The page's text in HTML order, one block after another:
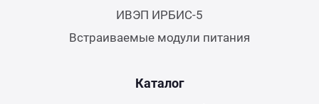
ИВЭП ИРБИС-5
Встраиваемые модули питания
Каталог